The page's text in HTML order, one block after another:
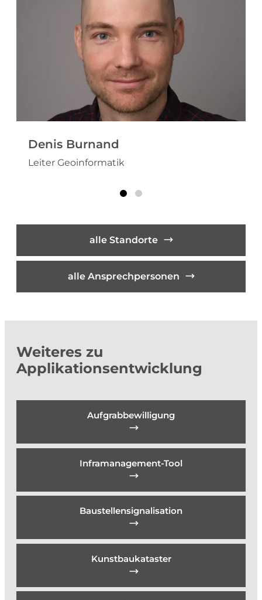
GIS / WebGIS geoweb
Projekt-Visualisierungen
Hydraulische Simulationen
Denis Burnand
Leiter Geoinformatik
alle Standorte
alle Ansprechpersonen
Weiteres zu
Applikationsentwicklung
Aufgrabbewilligung
Inframanagement-Tool
Baustellensignalisation
Kunstbaukataster